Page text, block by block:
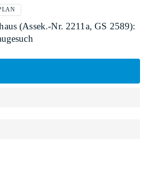
(Assek.-Nr. 2211a, GS 2589):